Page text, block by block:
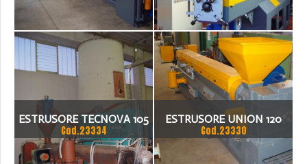
ESTRUSORE TECNOVA 105
Cod.23334
ESTRUSORE UNION 120
Cod.23330